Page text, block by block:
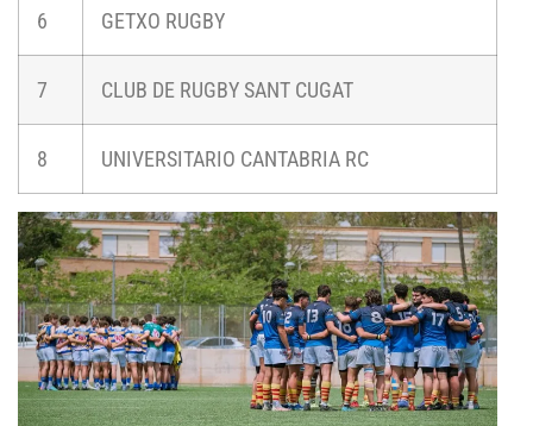
6 GETXO RUGBY
7 CLUB DE RUGBY SANT CUGAT
8 UNIVERSITARIO CANTABRIA RC